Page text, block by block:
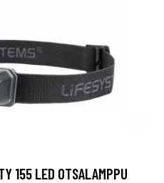
155 LED OTSALAMPPU